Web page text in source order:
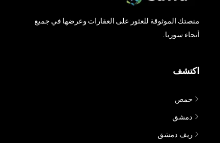
منصتك الموثوقة للعثور على العقارات وعرضها في جميع
أنحاء سوريا.
اكتشف
حمص
دمشق
ريف دمشق